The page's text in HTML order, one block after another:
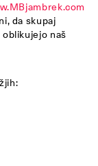
da skupaj
naš